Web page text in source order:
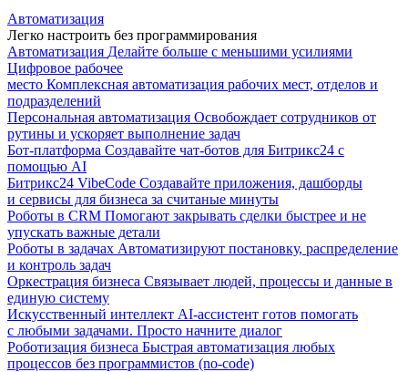
Автоматизация
Легко настроить без программирования
Автоматизация Делайте больше с меньшими усилиями
Цифровое рабочее
место Комплексная автоматизация рабочих мест, отделов и
подразделений
Персональная автоматизация Освобождает сотрудников от
рутины и ускоряет выполнение задач
Бот-платформа Создавайте чат-ботов для Битрикс24 с
помощью AI
Битрикс24 VibeCode Создавайте приложения, дашборды
и сервисы для бизнеса за считаные минуты
Роботы в CRM Помогают закрывать сделки быстрее и не
упускать важные детали
Роботы в задачах Автоматизируют постановку, распределение
и контроль задач
Оркестрация бизнеса Связывает людей, процессы и данные в
единую систему
Искусственный интеллект AI-ассистент готов помогать
с любыми задачами. Просто начните диалог
Роботизация бизнеса Быстрая автоматизация любых
процессов без программистов (no-code)